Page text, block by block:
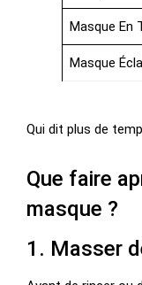
Masque En
Masque
Qui dit plus de
Que faire
masque ?
1. Masser